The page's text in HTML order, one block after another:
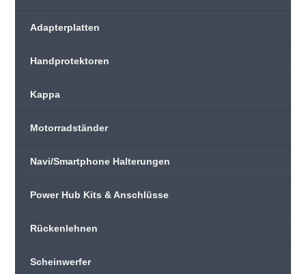
Adapterplatten
Handprotektoren
Kappa
Motorradständer
Navi/Smartphone Halterungen
Power Hub Kits & Anschlüsse
Rückenlehnen
Scheinwerfer